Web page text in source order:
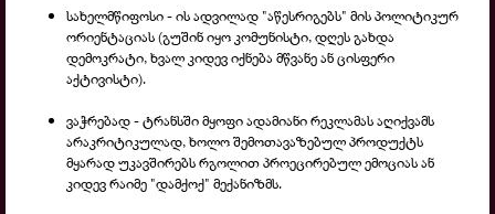
სახელმწიფოსი -ის ადვილად "აწესრიგებს" მის პოლიტიკურ
ორიენტაციას (გუშინ იყო კომუნისტი, დღეს გახდა
დემოკრატი, ხვალ კიდევ იქნება მწვანე ან ცისფერი
აქტივისტი).
ვაჭრებად -ტრანსში მყოფი ადამიანი რეკლამას აღიქვამს
არაკრიტიკულად, ხოლო შემოთავაზებულ პროდუქტს
მყარად უკავშირებს რგოლით პროეცირებულ ემოციას ან
კიდევ რაიმე "დამქოქ" მექანიზმს.